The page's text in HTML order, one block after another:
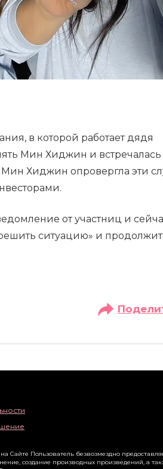
в которой работает дядя
Мин Хиджин и встречалась
Хиджин опровергла эти
от участниц и
ситуацию» и
Сайте Пользователь безвозмездно
создание производных произведений, а